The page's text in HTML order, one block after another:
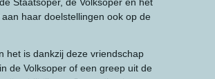
haar doelstellingen ook op de
het is dankzij deze vriendschap
de Volksoper of een greep uit de